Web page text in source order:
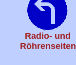
Radio- und
Röhrenseiten